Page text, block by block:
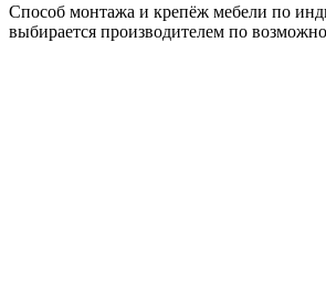
Способ монтажа и крепёж мебели по
выбирается производителем по